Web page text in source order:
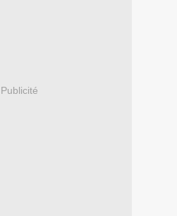
Publicité